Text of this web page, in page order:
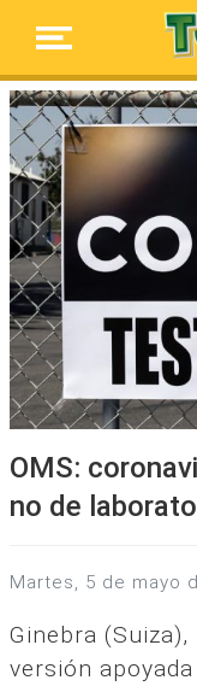
OMS:
no de
martes, 5 de mayo
Ginebra
versión